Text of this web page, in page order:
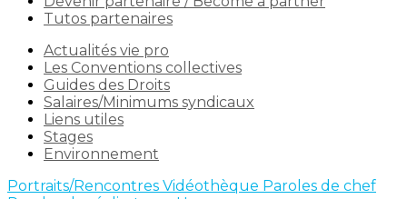
Tutos partenaires
Actualités vie pro
Les Conventions collectives
Guides des Droits
Salaires/Minimums syndicaux
Liens utiles
Stages
Environnement
Portraits/Rencontres Vidéothèque Paroles de chef